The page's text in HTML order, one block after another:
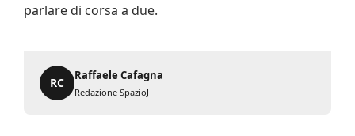
parlare di corsa a due.
RC
Raffaele Cafagna
Redazione SpazioJ